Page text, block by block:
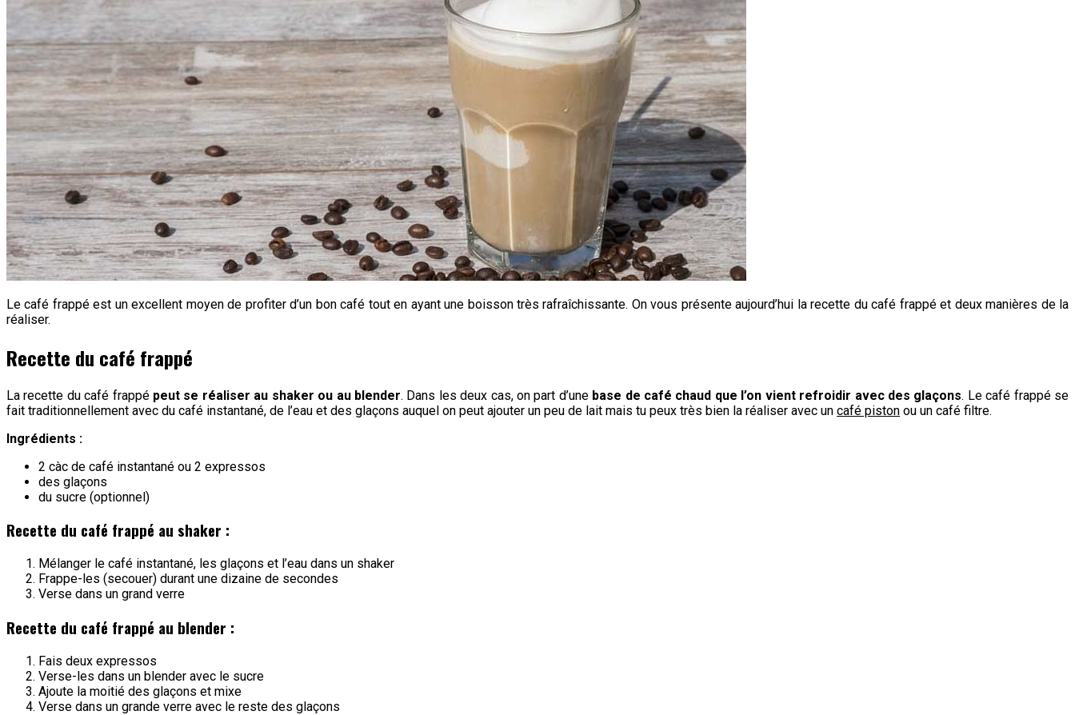
Le café frappé est un excellent moyen de profiter d’un bon café tout en ayant une boisson très rafraîchissante. On vous présente aujourd’hui la recette du café frappé et deux manières de la
réaliser.
Recette du café frappé
La recette du café frappé peut se réaliser au shaker ou au blender. Dans les deux cas, on part d’une base de café chaud que l’on vient refroidir avec des glaçons. Le café frappé se
fait traditionnellement avec du café instantané, de l’eau et des glaçons auquel on peut ajouter un peu de lait mais tu peux très bien la réaliser avec un café piston ou un café filtre.
Ingrédients :
2 càc de café instantané ou 2 expressos
des glaçons
du sucre (optionnel)
Recette du café frappé au shaker :
Mélanger le café instantané, les glaçons et l’eau dans un shaker
Frappe-les (secouer) durant une dizaine de secondes
Verse dans un grand verre
Recette du café frappé au blender :
Fais deux expressos
Verse-les dans un blender avec le sucre
Ajoute la moitié des glaçons et mixe
Verse dans un grande verre avec le reste des glaçons